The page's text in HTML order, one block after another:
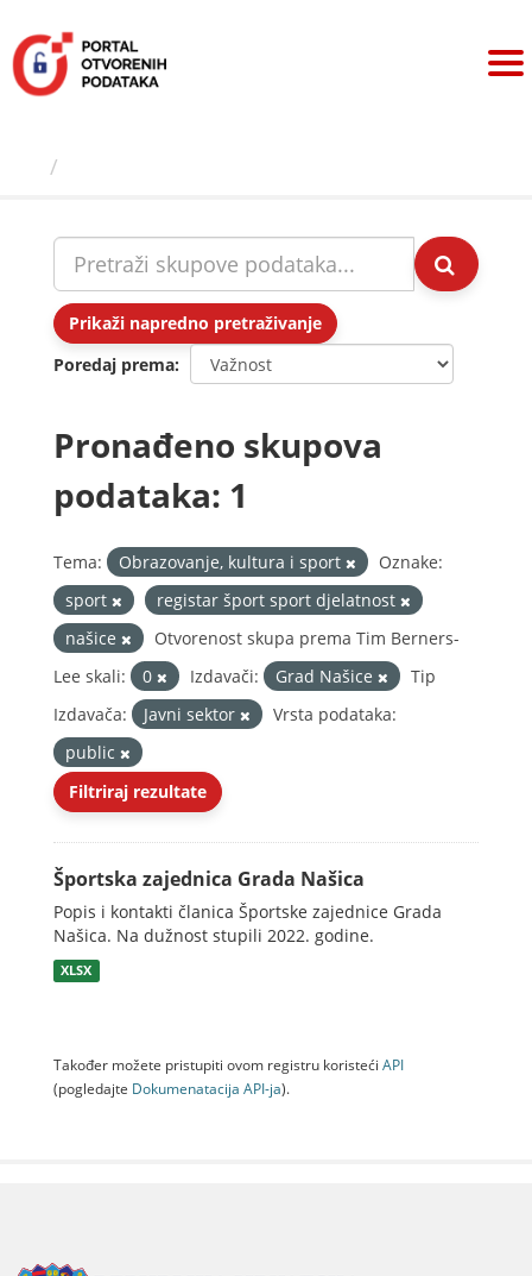
sadržaj
Prikaži napredno pretraživanje
Poredaj prema
Pronađeno skupova
podataka: 1
Tema: Obrazovanje, kultura i sport
Oznake:
sport
registar šport sport djelatnost
našice
Otvorenost skupa prema Tim Berners-
Lee skali:
0 Izdavači: Grad Našice
Tip
Izdavača:
Javni sektor
Vrsta podataka:
public
Filtriraj rezultate
Športska zajednica Grada Našica
Popis i kontakti članica Športske zajednice Grada
Našica. Na dužnost stupili 2022. godine.
XLSX
Također možete pristupiti ovom registru koristeći API
(pogledajte Dokumenаtаcijа API-jа).